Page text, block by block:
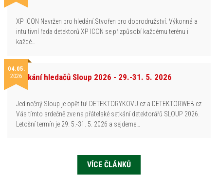
XP ICON Navržen pro hledání.Stvořen pro dobrodružství. Výkonná a
intuitivní řada detektorů XP ICON se přizpůsobí každému terénu i
každé…
04.05.
2026Setkání hledačů Sloup 2026 - 29.-31. 5. 2026
Jedinečný Sloup je opět tu! DETEKTORYKOVU.cz a DETEKTORWEB.cz
Vás tímto srdečně zve na přátelské setkání detektorářů SLOUP 2026.
Letošní termín je 29. 5.-31. 5. 2026 a sejdeme…
VÍCE ČLÁNKŮ